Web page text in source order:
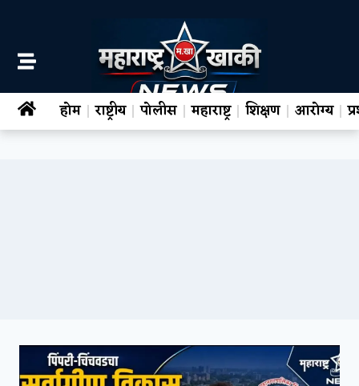
होम राष्ट्रीय पोलीस महाराष्ट्र शिक्षण आरोग्य